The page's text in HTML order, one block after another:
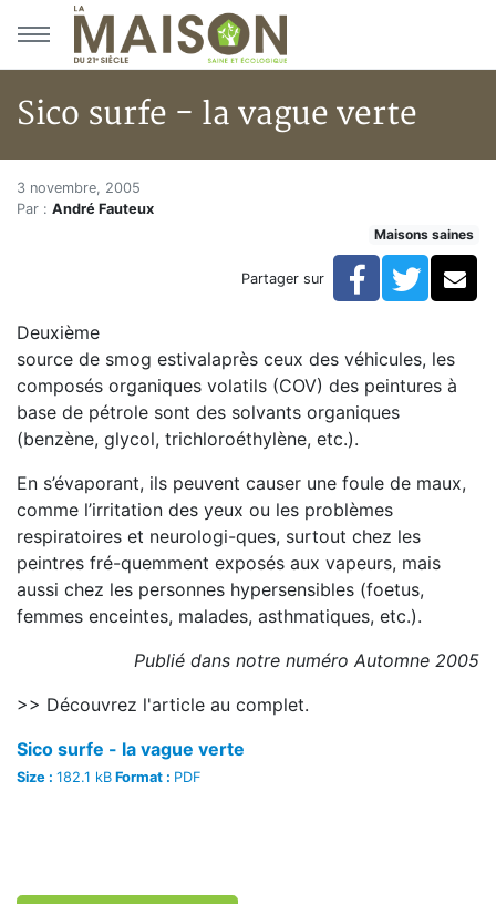
Aller au menu principal
Aller au contenu principal
Sico surfe - la vague verte
Accueil
Articles
Hypersensibilités environnementales
Sico surfe - la vague verte
3 novembre, 2005
Par : André Fauteux
Maisons saines
Partager sur Facebook
Deuxième
source de smog estivalaprès ceux des véhicules, les
composés organiques volatils (COV) des peintures à
base de pétrole sont des solvants organiques
(benzène, glycol, trichloroéthylène, etc.).
En s’évaporant, ils peuvent causer une foule de maux,
comme l’irritation des yeux ou les problèmes
respiratoires et neurologi-ques, surtout chez les
peintres fré-quemment exposés aux vapeurs, mais
aussi chez les personnes hypersensibles (foetus,
femmes enceintes, malades, asthmatiques, etc.).
Publié dans notre numéro Automne 2005
>> Découvrez l'article au complet.
Sico surfe - la vague verte
Size : 182.1 kB Format : PDF